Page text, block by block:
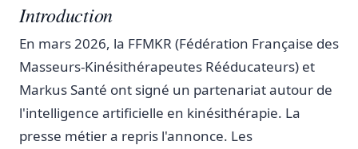
Introduction
En mars 2026, la FFMKR (Fédération Française des
Masseurs-Kinésithérapeutes Rééducateurs) et
Markus Santé ont signé un partenariat autour de
l'intelligence artificielle en kinésithérapie. La
presse métier a repris l'annonce. Les